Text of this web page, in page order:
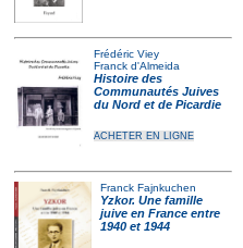
Frédéric Viey
Franck d'Almeida
Histoire des
Communautés Juives
du Nord et de Picardie
ACHETER EN LIGNE
Franck Fajnkuchen
Yzkor. Une famille
juive en France entre
1940 et 1944